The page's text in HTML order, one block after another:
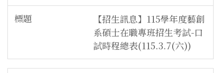
【招生訊息】115學年度藝創
系碩士在職專班招生考試-口
試時程總表(115.3.7(六))